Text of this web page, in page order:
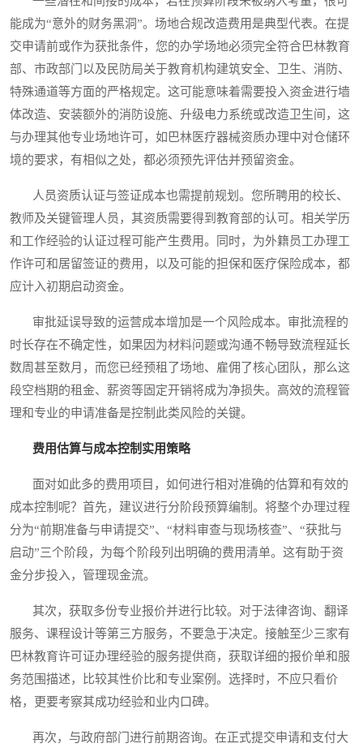
能成为“意外的财务黑洞”。场地合规改造费用是典型代表。在提
交申请前或作为获批条件，您的办学场地必须完全符合巴林教育
部、市政部门以及民防局关于教育机构建筑安全、卫生、消防、
特殊通道等方面的严格规定。这可能意味着需要投入资金进行墙
体改造、安装额外的消防设施、升级电力系统或改造卫生间，这
与办理其他专业场地许可，如巴林医疗器械资质办理中对仓储环
境的要求，有相似之处，都必须预先评估并预留资金。
人员资质认证与签证成本也需提前规划。您所聘用的校长、
教师及关键管理人员，其资质需要得到教育部的认可。相关学历
和工作经验的认证过程可能产生费用。同时，为外籍员工办理工
作许可和居留签证的费用，以及可能的担保和医疗保险成本，都
应计入初期启动资金。
审批延误导致的运营成本增加是一个风险成本。审批流程的
时长存在不确定性，如果因为材料问题或沟通不畅导致流程延长
数周甚至数月，而您已经预租了场地、雇佣了核心团队，那么这
段空档期的租金、薪资等固定开销将成为净损失。高效的流程管
理和专业的申请准备是控制此类风险的关键。
费用估算与成本控制实用策略
面对如此多的费用项目，如何进行相对准确的估算和有效的
成本控制呢？首先，建议进行分阶段预算编制。将整个办理过程
分为“前期准备与申请提交”、“材料审查与现场核查”、“获批与
启动”三个阶段，为每个阶段列出明确的费用清单。这有助于资
金分步投入，管理现金流。
其次，获取多份专业报价并进行比较。对于法律咨询、翻译
服务、课程设计等第三方服务，不要急于决定。接触至少三家有
巴林教育许可证办理经验的服务提供商，获取详细的报价单和服
务范围描述，比较其性价比和专业案例。选择时，不应只看价
格，更要考察其成功经验和业内口碑。
再次，与政府部门进行前期咨询。在正式提交申请和支付大